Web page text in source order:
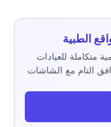
الطبية
متكاملة للعيادات
التام مع الشاشات